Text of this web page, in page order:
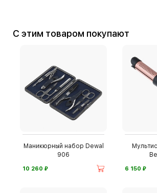
С этим товаром покупают
Маникюрный набор Dewal
906
10 260 ⃏ 6 150 ⃏